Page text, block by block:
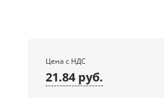
Цена с НДС
21.84 руб.